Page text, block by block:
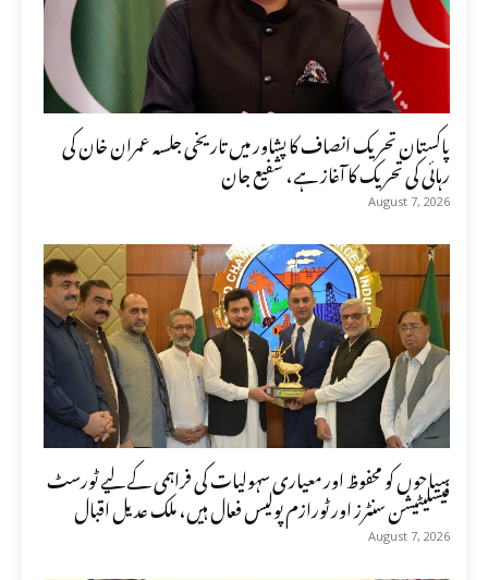
پاکستان تحریک انصاف کا پشاور میں تاریخی جلسہ عمران خان کی
رہائی کی تحریک کا آغاز ہے، شفیع جان
August 7, 2026
سیاحوں کو محفوظ اور معیاری سہولیات کی فراہمی کے لیے ٹورسٹ
فیسلیٹیشن سنٹرز اور ٹورازم پولیس فعال ہیں، ملک عدیل اقبال
August 7, 2026